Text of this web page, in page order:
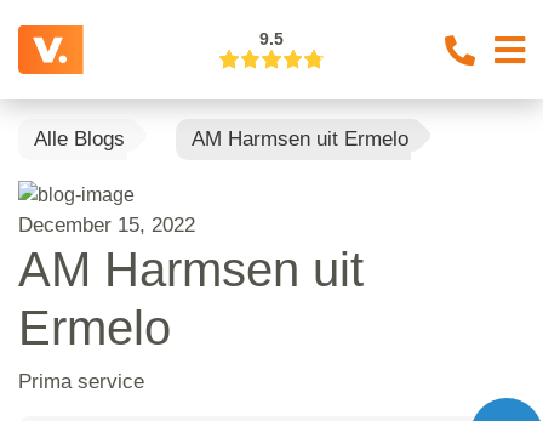
9.5
Alle Blogs AM Harmsen uit Ermelo
December 15, 2022
AM Harmsen uit
Ermelo
Prima service